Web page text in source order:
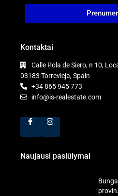
Kontaktai
Calle Pola de Siero, n 10,
03183 Torrevieja, Spain
+34 865 945 773
info@is-realestate.com
Naujausi pasiūlymai